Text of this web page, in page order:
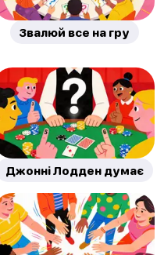
Звалюй все на гру
Джонні Лодден думає